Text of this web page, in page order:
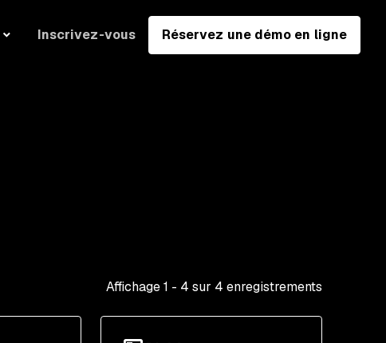
Inscrivez-vous Réservez une démo en ligne
Affichage1 - 4 sur 4 enregistrements